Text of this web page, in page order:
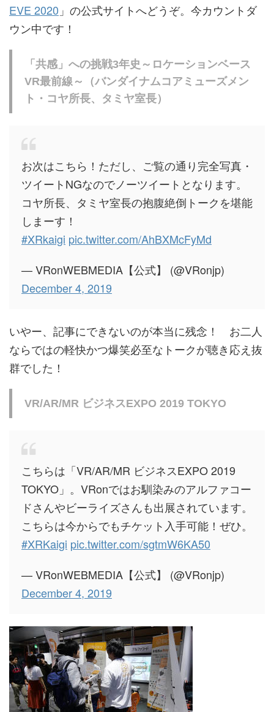
EVE 2020 」の公式サイトへどうぞ。今カウントダ
ウン中です！
「共感」への挑戦3年史～ロケーションベース
VR最前線～（バンダイナムコアミューズメン
ト・コヤ所長、タミヤ室長）
お次はこちら！ただし、ご覧の通り完全写真・
ツイートNGなのでノーツイートとなります。
コヤ所長、タミヤ室長の抱腹絶倒トークを堪能
しまーす！
#XRkaigi pic.twitter.com/AhBXMcFyMd
— VRonWEBMEDIA【公式】 (@VRonjp)
December 4, 2019
いやー、記事にできないのが本当に残念！ お二人
ならではの軽快かつ爆笑必至なトークが聴き応え抜
群でした！
VR/AR/MR ビジネスEXPO 2019 TOKYO
こちらは「VR/AR/MR ビジネスEXPO 2019
TOKYO」。VRonではお馴染みのアルファコー
ドさんやビーライズさんも出展されています。
こちらは今からでもチケット入手可能！ぜひ。
#XRKaigi pic.twitter.com/sgtmW6KA50
— VRonWEBMEDIA【公式】 (@VRonjp)
December 4, 2019